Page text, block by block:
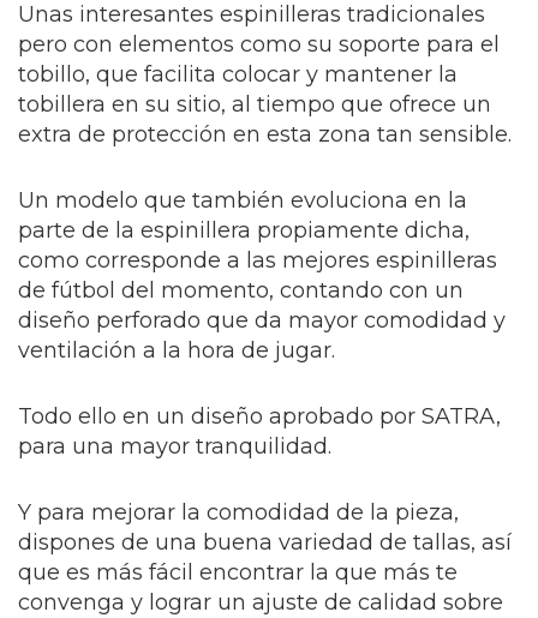
Unas interesantes espinilleras tradicionales
pero con elementos como su soporte para el
tobillo, que facilita colocar y mantener la
tobillera en su sitio, al tiempo que ofrece un
extra de protección en esta zona tan sensible.
Un modelo que también evoluciona en la
parte de la espinillera propiamente dicha,
como corresponde a las mejores espinilleras
de fútbol del momento, contando con un
diseño perforado que da mayor comodidad y
ventilación a la hora de jugar.
Todo ello en un diseño aprobado por SATRA,
para una mayor tranquilidad.
Y para mejorar la comodidad de la pieza,
dispones de una buena variedad de tallas, así
que es más fácil encontrar la que más te
convenga y lograr un ajuste de calidad sobre